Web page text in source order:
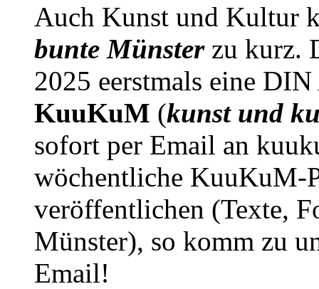
Auch Kunst und Kultur
bunte Münsterzu kurz.
2025 eerstmals eine
KuuKuM (kunst und
sofort per Email an
wöchentliche KuuKuM-
veröffentlichen (Texte,
Münster), so komm zu
Email!